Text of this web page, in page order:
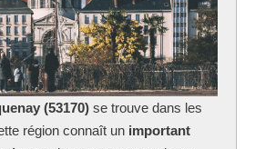
(53170) se trouve dans les
région connaît un important